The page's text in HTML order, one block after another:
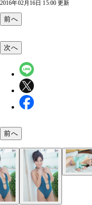
2016年02月16日 15:00 更新
前へ
（Ｃ）イーネ
次へ
前へ